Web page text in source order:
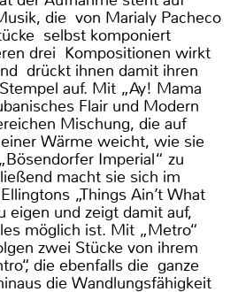
die von Marialy Pacheco
selbst komponiert
drei Kompositionen wirkt
drückt ihnen damit ihren
auf. Mit „Ay! Mama
Flair und Modern
Mischung, die auf
Wärme weicht, wie sie
Imperial“ zu
macht sie sich im
„Things Ain’t What
eigen und zeigt damit auf,
möglich ist. Mit „Metro“
zwei Stücke von ihrem
die ebenfalls die ganze
die Wandlungsfähigkeit